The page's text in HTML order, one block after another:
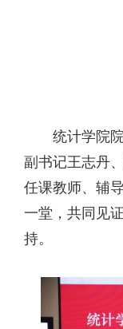
统计学院
副书记王志丹
任课教师、辅
一堂，共同见
持。